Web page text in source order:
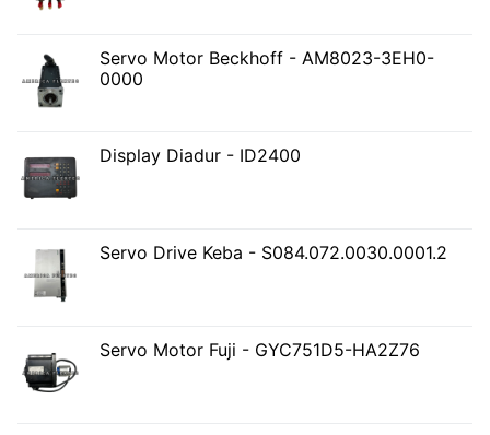
Servo Motor Beckhoff - AM8023-3EH0-
0000
Display Diadur - ID2400
Servo Drive Keba - S084.072.0030.0001.2
Servo Motor Fuji - GYC751D5-HA2Z76